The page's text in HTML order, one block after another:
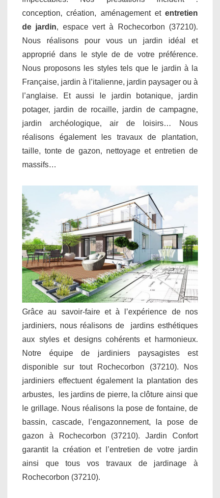
conception, création, aménagement et entretien
de jardin, espace vert à Rochecorbon (37210).
Nous réalisons pour vous un jardin idéal et
approprié dans le style de de votre préférence.
Nous proposons les styles tels que le jardin à la
Française, jardin à l’italienne, jardin paysager ou à
l’anglaise. Et aussi le jardin botanique, jardin
potager, jardin de rocaille, jardin de campagne,
jardin archéologique, air de loisirs… Nous
réalisons également les travaux de plantation,
taille, tonte de gazon, nettoyage et entretien de
massifs…
Grâce au savoir-faire et à l’expérience de nos
jardiniers, nous réalisons de jardins esthétiques
aux styles et designs cohérents et harmonieux.
Notre équipe de jardiniers paysagistes est
disponible sur tout Rochecorbon (37210). Nos
jardiniers effectuent également la plantation des
arbustes, les jardins de pierre, la clôture ainsi que
le grillage. Nous réalisons la pose de fontaine, de
bassin, cascade, l’engazonnement, la pose de
gazon à Rochecorbon (37210). Jardin Confort
garantit la création et l’entretien de votre jardin
ainsi que tous vos travaux de jardinage à
Rochecorbon (37210).